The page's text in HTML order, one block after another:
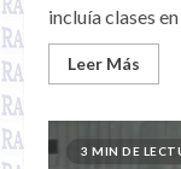
incluía clases
Leer Más
3 MIN DE